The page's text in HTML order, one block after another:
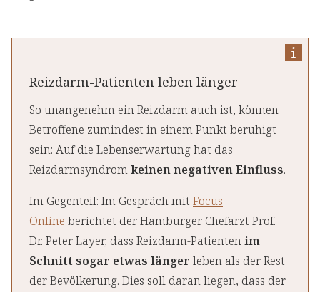
Reizdarm-Patienten leben länger
So unangenehm ein Reizdarm auch ist, können
Betroffene zumindest in einem Punkt beruhigt
sein: Auf die Lebenserwartung hat das
Reizdarmsyndromkeinen negativen Einfluss.
Im Gegenteil: Im Gespräch mit Focus
Online berichtet der Hamburger Chefarzt Prof.
Dr. Peter Layer, dass Reizdarm-Patientenim
Schnitt sogar etwas länger leben als der Rest
der Bevölkerung. Dies soll daran liegen, dass der